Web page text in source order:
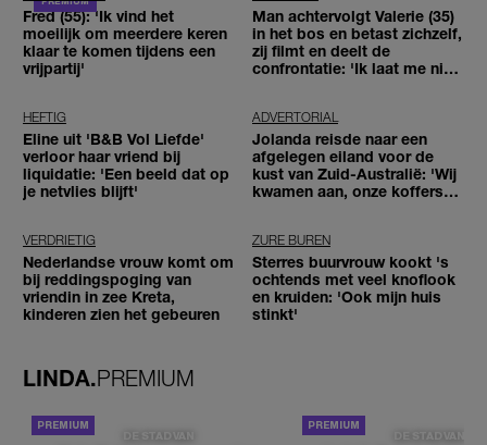
Fred (55): 'Ik vind het
moeilijk om meerdere keren
klaar te komen tijdens een
vrijpartij'
Man achtervolgt Valerie (35)
in het bos en betast zichzelf,
zij filmt en deelt de
confrontatie: 'Ik laat me niet
HEFTIG
Eline uit 'B&B Vol Liefde'
verloor haar vriend bij
liquidatie: 'Een beeld dat op
je netvlies blijft'
ADVERTORIAL
Jolanda reisde naar een
afgelegen eiland voor de
kust van Zuid-Australië: 'Wij
kwamen aan, onze koffers
VERDRIETIG
Nederlandse vrouw komt om
bij reddingspoging van
vriendin in zee Kreta,
kinderen zien het gebeuren
ZURE BUREN
Sterres buurvrouw kookt 's
ochtends met veel knoflook
en kruiden: 'Ook mijn huis
stinkt'
LINDA.PREMIUM
DE STAD VAN DE STAD VAN